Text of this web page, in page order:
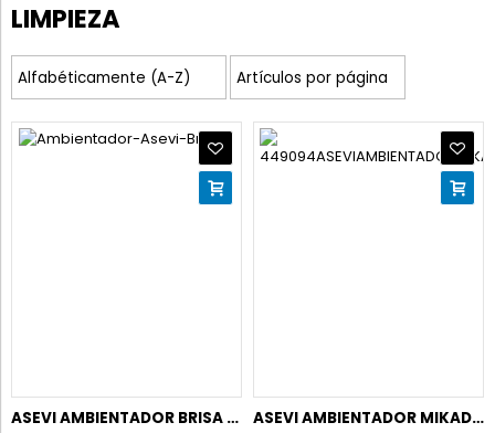
LIMPIEZA
ASEVI AMBIENTADOR BRISA SPRAY 400ML C/10UD ASEVI AMBIENTADOR MIKADO CAIRO 90ML C/8UD